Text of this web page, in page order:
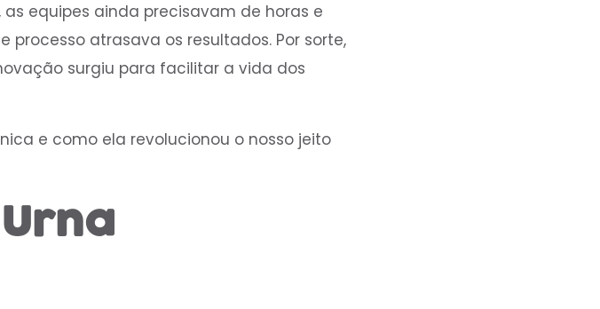
equipes ainda precisavam de horas e
atrasava os resultados. Por sorte,
surgiu para facilitar a vida dos
e como ela revolucionou o nosso jeito